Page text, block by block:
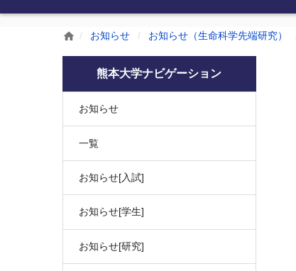
home お知らせ お知らせ（生命科学先端研究）
熊本大学ナビゲーション
お知らせ
一覧
お知らせ[入試]
お知らせ[学生]
お知らせ[研究]